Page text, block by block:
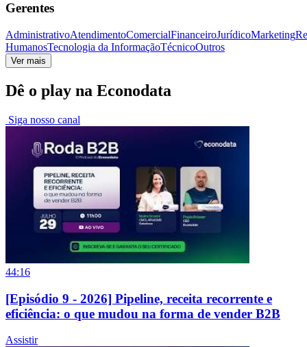
Gerentes
AdministrativoAtendimentoComercialFinanceiroJurídicoMarketing
HumanosTecnologia da InformaçãoTécnicoOutros
Ver mais
Dê o play na Econodata
Siga nosso canal
44:16
[Episódio 9 - 2026] Pipeline, receita recorrente e
eficiência: o que mudou na forma de vender B2B
Assistir